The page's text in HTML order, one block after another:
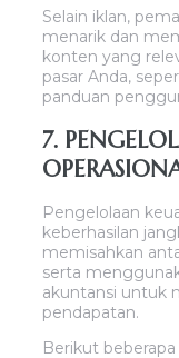
Selain iklan,
menarik dan
konten yang
pasar Anda,
panduan
7.
Pengelolaan
keberhasilan
memisahkan
serta
akuntansi untuk
pendapatan.
Berikut